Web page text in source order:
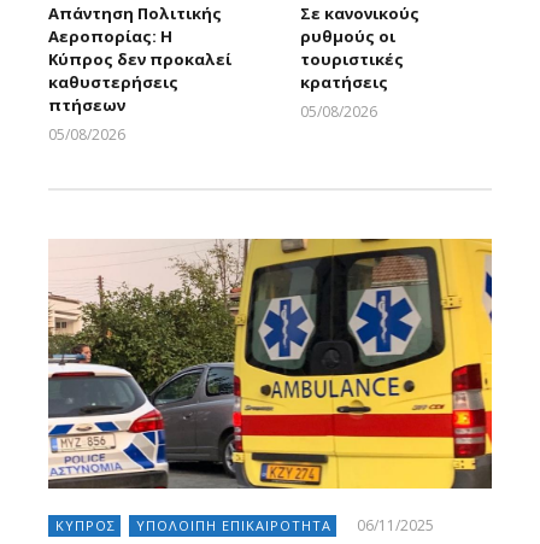
Απάντηση Πολιτικής
Αεροπορίας: Η
Κύπρος δεν προκαλεί
καθυστερήσεις
πτήσεων
05/08/2026
Σε κανονικούς
ρυθμούς οι
τουριστικές
κρατήσεις
05/08/2026
ΚΥΠΡΟΣ ΥΠΟΛΟΙΠΗ ΕΠΙΚΑΙΡΟΤΗΤΑ 06/11/2025